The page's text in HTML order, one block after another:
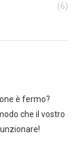
(6)
è fermo?
che il vostro